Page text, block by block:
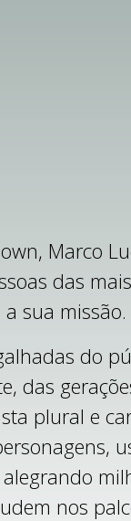
Marco
das
sua missão.
do
das
plural e
nos